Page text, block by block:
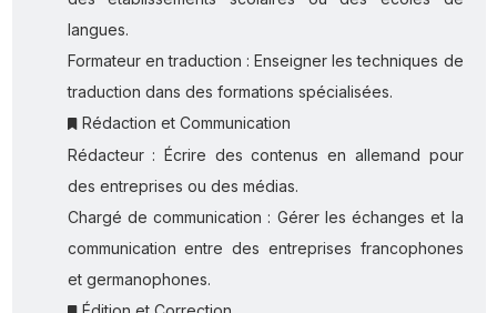
langues.
Formateur en traduction : Enseigner les techniques de
traduction dans des formations spécialisées.
Rédaction et Communication
Rédacteur : Écrire des contenus en allemand pour
des entreprises ou des médias.
Chargé de communication : Gérer les échanges et la
communication entre des entreprises francophones
et germanophones.